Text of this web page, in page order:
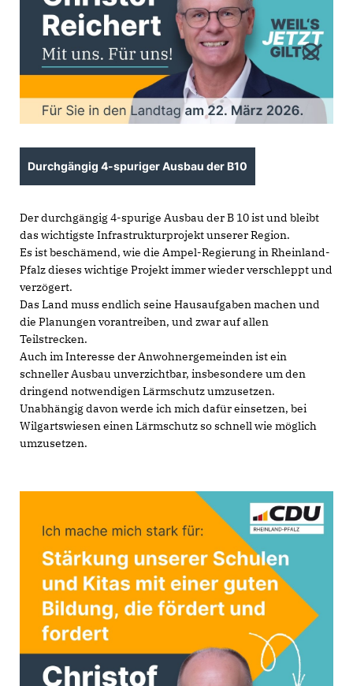
Durchgängig 4-spuriger Ausbau der B10
Der durchgängig 4-spurige Ausbau der B 10 ist und bleibt
das wichtigste Infrastrukturprojekt unserer Region.
Es ist beschämend, wie die Ampel-Regierung in Rheinland-
Pfalz dieses wichtige Projekt immer wieder verschleppt und
verzögert.
Das Land muss endlich seine Hausaufgaben machen und
die Planungen vorantreiben, und zwar auf allen
Teilstrecken.
Auch im Interesse der Anwohnergemeinden ist ein
schneller Ausbau unverzichtbar, insbesondere um den
dringend notwendigen Lärmschutz umzusetzen.
Unabhängig davon werde ich mich dafür einsetzen, bei
Wilgartswiesen einen Lärmschutz so schnell wie möglich
umzusetzen.